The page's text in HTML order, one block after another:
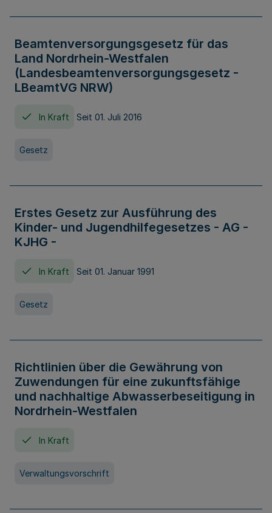
Beamtenversorgungsgesetz für das
Land Nordrhein-Westfalen
(Landesbeamtenversorgungsgesetz -
LBeamtVG NRW)
In Kraft Seit 01. Juli 2016
Gesetz
Erstes Gesetz zur Ausführung des
Kinder- und Jugendhilfegesetzes - AG -
KJHG -
In Kraft Seit 01. Januar 1991
Gesetz
Richtlinien über die Gewährung von
Zuwendungen für eine zukunftsfähige
und nachhaltige Abwasserbeseitigung in
Nordrhein-Westfalen
In Kraft
Verwaltungsvorschrift